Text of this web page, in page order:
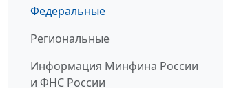
Федеральные
Региональные
Информация Минфина России
и ФНС России